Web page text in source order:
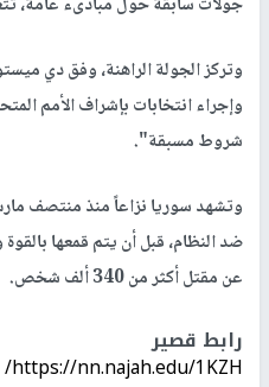
وتركز الجولة الراهنة، وفق دي
وإجراء انتخابات بإشراف الأمم
شروط مسبقة".
ضد النظام، قبل أن يتم قمعها
عن مقتل أكثر من 340 ألف شخص.
رابط قصير
https://nn.najah.edu/1KZH/